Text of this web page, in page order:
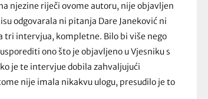
njezine riječi ovome autoru, nije objavljen
odgovarala ni pitanja Dare Janeković ni
tri intervjua, kompletne. Bilo bi više nego
ono što je objavljeno u Vjesniku s
je te intervjue dobila zahvaljujući
nije imala nikakvu ulogu, presudilo je to